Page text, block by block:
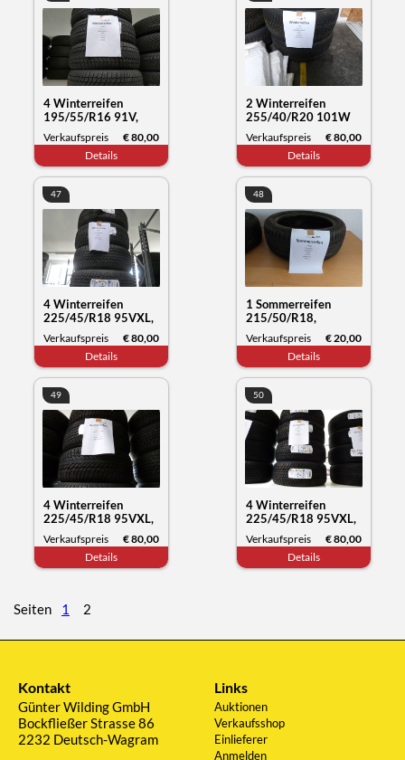
4 Winterreifen
195/55/R16 91V,
Sunny NC501, Datum
50/23
Verkaufspreis
€ 80,00
Details
2 Winterreifen
255/40/R20 101W
XL, Hankook Winter
i*cept, Datum 29/22
Verkaufspreis
€ 80,00
Details
47
4 Winterreifen
225/45/R18 95VXL,
Nokian Tyres WR
snowproof, Datum
Verkaufspreis
€ 80,00
Details
48
1 Sommerreifen
215/50/R18,
Bridgestone Turanza,
Datum 44/20
Verkaufspreis
€ 20,00
Details
49
4 Winterreifen
225/45/R18 95VXL,
Nokian Tyres WR
snowproof, Datum
Verkaufspreis
€ 80,00
Details
50
4 Winterreifen
225/45/R18 95VXL,
Nokian Tyres WR
snowproof, Datum
Verkaufspreis
€ 80,00
Details
Seiten 1 2
Kontakt
Günter Wilding GmbH
Bockfließer Strasse 86
2232 Deutsch-Wagram
Links
Auktionen
Verkaufsshop
Einlieferer
Anmelden